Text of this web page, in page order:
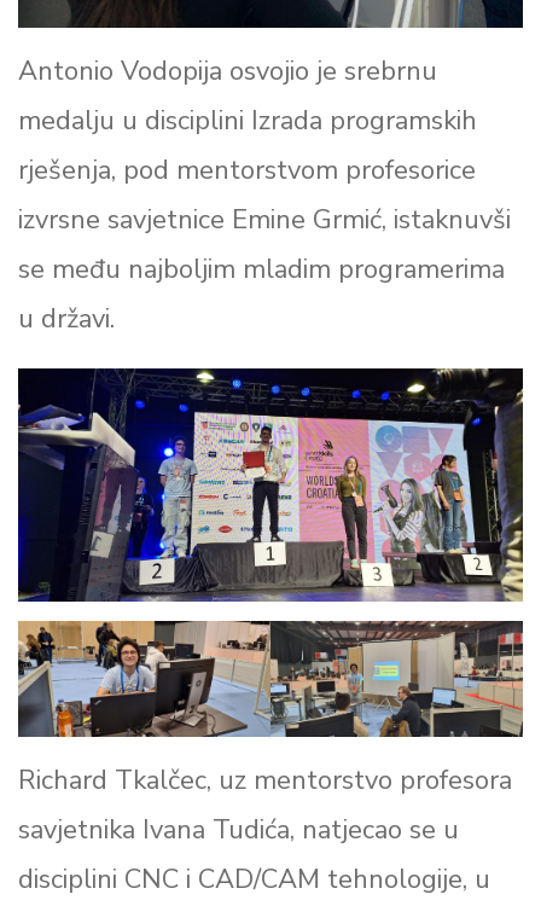
Antonio Vodopija osvojio je srebrnu
medalju u disciplini Izrada programskih
rješenja, pod mentorstvom profesorice
izvrsne savjetnice Emine Grmić, istaknuvši
se među najboljim mladim programerima
u državi.
Richard Tkalčec, uz mentorstvo profesora
savjetnika Ivana Tudića, natjecao se u
disciplini CNC i CAD/CAM tehnologije, u